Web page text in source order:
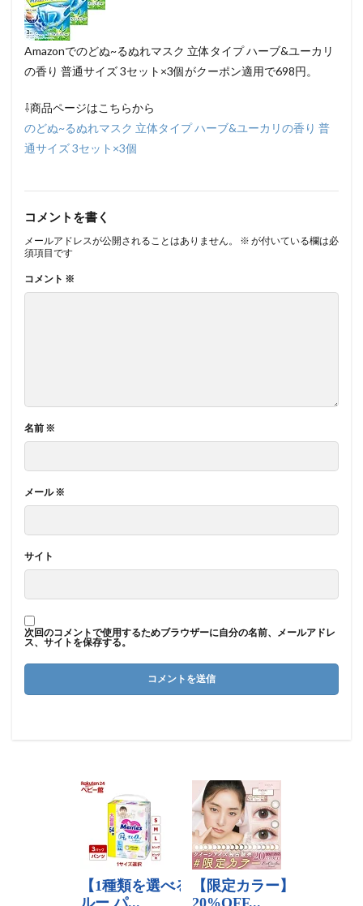
Amazonでのどぬ~るぬれマスク 立体タイプ ハーブ&ユーカリ
の香り 普通サイズ 3セット×3個がクーポン適用で698円。
⇩商品ページはこちらから
のどぬ~るぬれマスク 立体タイプ ハーブ&ユーカリの香り 普
通サイズ 3セット×3個
コメントを書く
メールアドレスが公開されることはありません。 ※ が付いている欄は必
須項目です
コメント ※
名前 ※
メール※
サイト
次回のコメントで使用するためブラウザーに自分の名前、メールアドレ
ス、サイトを保存する。